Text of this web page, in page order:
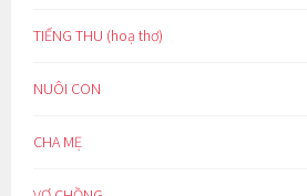
TIẾNG THU (hoạ thơ)
NUÔI CON
CHA MẸ